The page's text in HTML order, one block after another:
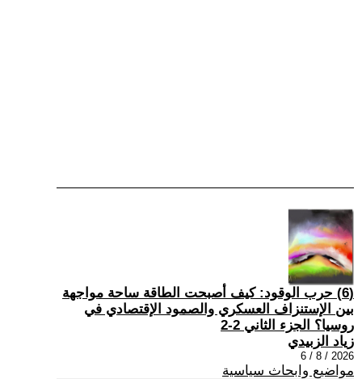
(6) حرب الوقود: كيف أصبحت الطاقة ساحة مواجهة
بين الإستنزاف العسكري والصمود الإقتصادي في
روسيا؟ الجزء الثاني 2-2
زياد الزبيدي
2026 / 8 / 6
مواضيع وابحاث سياسية